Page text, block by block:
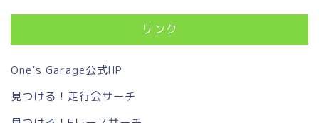
リンク
One’s Garage公式HP
見つける！走行会サーチ